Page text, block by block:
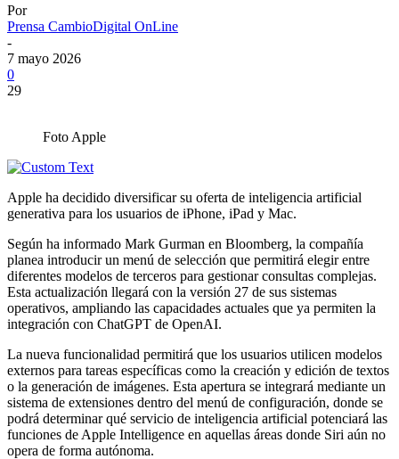
Por
Prensa CambioDigital OnLine
-
7 mayo 2026
0
29
Foto Apple
Apple ha decidido diversificar su oferta de inteligencia artificial
generativa para los usuarios de iPhone, iPad y Mac.
Según ha informado Mark Gurman en Bloomberg, la compañía
planea introducir un menú de selección que permitirá elegir entre
diferentes modelos de terceros para gestionar consultas complejas.
Esta actualización llegará con la versión 27 de sus sistemas
operativos, ampliando las capacidades actuales que ya permiten la
integración con ChatGPT de OpenAI.
La nueva funcionalidad permitirá que los usuarios utilicen modelos
externos para tareas específicas como la creación y edición de textos
o la generación de imágenes. Esta apertura se integrará mediante un
sistema de extensiones dentro del menú de configuración, donde se
podrá determinar qué servicio de inteligencia artificial potenciará las
funciones de Apple Intelligence en aquellas áreas donde Siri aún no
opera de forma autónoma.